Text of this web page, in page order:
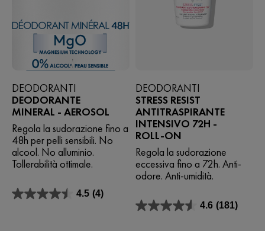
DEODORANTI
DEODORANTE
MINERAL - AEROSOL
Regola la sudorazione fino a
48h per pelli sensibili. No
alcool. No alluminio.
Tollerabilità ottimale.
4.5 (4)
4.5
DEODORANTI
STRESS RESIST
ANTITRASPIRANTE
INTENSIVO 72H -
ROLL-ON
Regola la sudorazione
eccessiva fino a 72h. Anti-
odore. Anti-umidità.
4.6 (181)
4.6